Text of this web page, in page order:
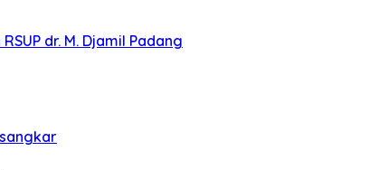
dr. M. Djamil Padang